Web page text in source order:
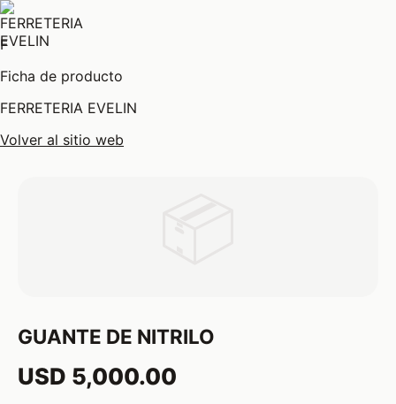
F
Ficha de producto
FERRETERIA EVELIN
Volver al sitio web
GUANTE DE NITRILO
USD 5,000.00